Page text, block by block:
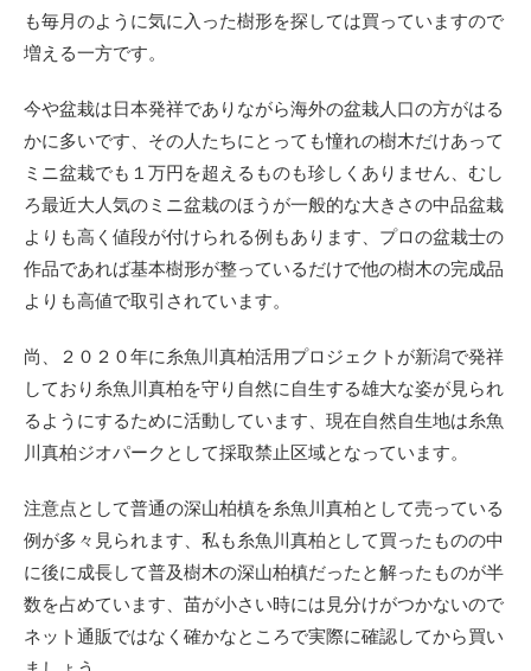
も毎月のように気に入った樹形を探しては買っていますので
増える一方です。
今や盆栽は日本発祥でありながら海外の盆栽人口の方がはる
かに多いです、その人たちにとっても憧れの樹木だけあって
ミニ盆栽でも１万円を超えるものも珍しくありません、むし
ろ最近大人気のミニ盆栽のほうが一般的な大きさの中品盆栽
よりも高く値段が付けられる例もあります、プロの盆栽士の
作品であれば基本樹形が整っているだけで他の樹木の完成品
よりも高値で取引されています。
尚、２０２０年に糸魚川真柏活用プロジェクトが新潟で発祥
しており糸魚川真柏を守り自然に自生する雄大な姿が見られ
るようにするために活動しています、現在自然自生地は糸魚
川真柏ジオパークとして採取禁止区域となっています。
注意点として普通の深山柏槙を糸魚川真柏として売っている
例が多々見られます、私も糸魚川真柏として買ったものの中
に後に成長して普及樹木の深山柏槙だったと解ったものが半
数を占めています、苗が小さい時には見分けがつかないので
ネット通販ではなく確かなところで実際に確認してから買い